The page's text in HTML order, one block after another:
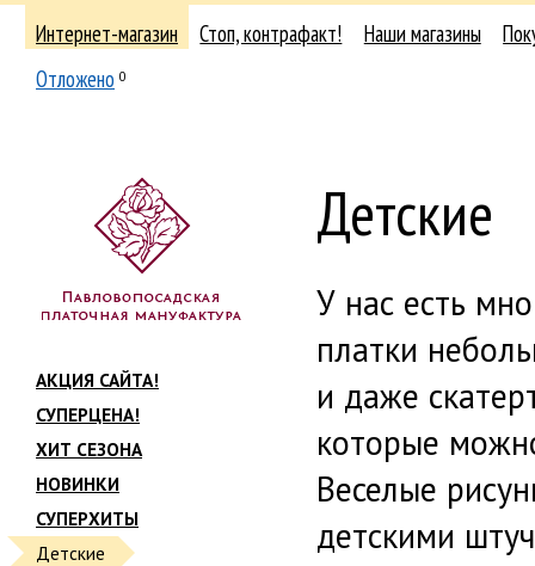
Интернет-магазин Стоп, контрафакт! Наши магазины
Отложено 0
АКЦИЯ САЙТА!
СУПЕРЦЕНА!
ХИТ СЕЗОНА
НОВИНКИ
СУПЕРХИТЫ
Детские
Детские
У нас есть
платки
и даже
которые
Веселые
детскими